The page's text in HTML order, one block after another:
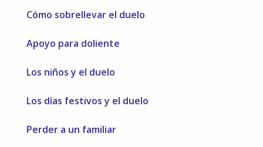
Cómo sobrellevar el duelo
Apoyo para doliente
Los niños y el duelo
Los días festivos y el duelo
Perder a un familiar